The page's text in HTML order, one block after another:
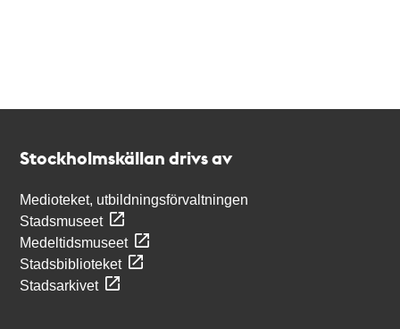
Stockholmskällan drivs av
Medioteket, utbildningsförvaltningen
Stadsmuseet
Medeltidsmuseet
Stadsbiblioteket
Stadsarkivet